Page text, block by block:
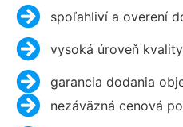
spoľahliví a overení
vysoká úroveň
garancia dodania
nezáväzná cenová